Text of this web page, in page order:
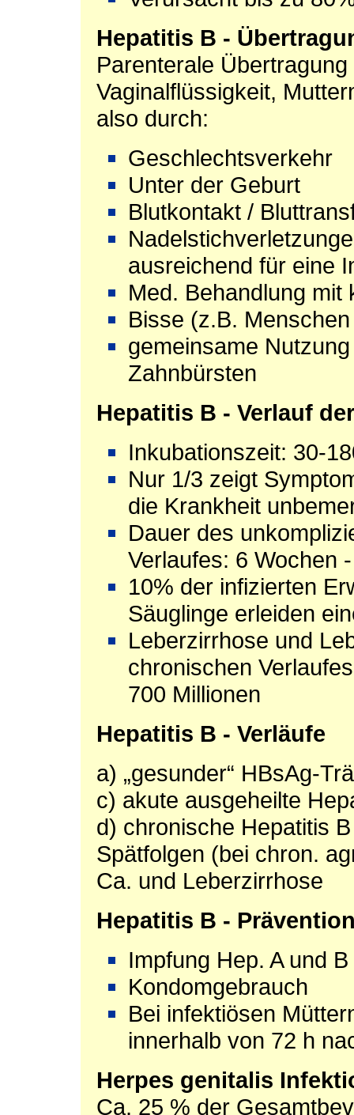
Hepatitis B -
Parenterale
Vaginalflüssigkeit,
also durch:
Geschlechtsverkehr
Unter der Geburt
Blutkontakt /
ausreichend für eine
Med. Behandlung mit
Bisse (z.B.
gemeinsame
Zahnbürsten
Hepatitis B - Verlauf
Inkubationszeit: 30-
Nur 1/3 zeigt
die Krankheit
Dauer des
Verlaufes: 6 Wochen
10% der infizierten
Säuglinge erleiden
Leberzirrhose und
chronischen
700 Millionen
Hepatitis B - Verläufe
a) „gesunder“ HBsAg-
c) akute ausgeheilte
d) chronische Hepatitis
Spätfolgen (bei chron.
Ca. und Leberzirrhose
Hepatitis B -
Impfung Hep. A und B
Kondomgebrauch
Bei infektiösen
innerhalb von 72 h
Herpes genitalis
Ca. 25 % der